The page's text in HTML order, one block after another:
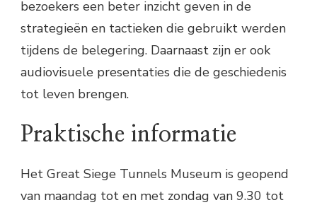
bezoekers een beter inzicht geven in de
strategieën en tactieken die gebruikt werden
tijdens de belegering. Daarnaast zijn er ook
audiovisuele presentaties die de geschiedenis
tot leven brengen.
Praktische informatie
Het Great Siege Tunnels Museum is geopend
van maandag tot en met zondag van 9.30 tot